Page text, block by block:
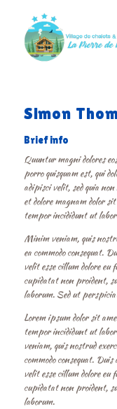
Simon
Brief info
Quuntur magni dolores
porro quisquam est, qui
adipisci velit, sed quia
et dolore magnam dolor
tempor incididunt ut
Minim veniam, quis
ea commodo consequat.
velit esse cillum dolore
cupidatat non proident,
laborum. Sed ut
Lorem ipsum dolor sit
tempor incididunt ut
veniam, quis nostrud
commodo consequat.
velit esse cillum dolore
cupidatat non proident,
laborum.